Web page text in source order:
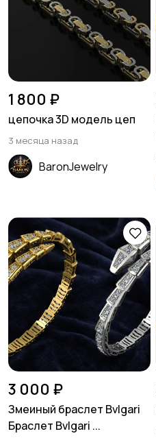
1 800 ₽
цепочка 3D модель цеп
3 месяца назад
BaronJewelry
3 000 ₽
Змеиный браслет Bvlgari
Браслет Bvlgari ...